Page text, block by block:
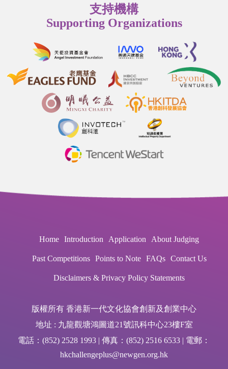
支持機構
Supporting Organizations
Home Introduction Application About Judging
Past Competitions Points to Note FAQs Contact Us
Disclaimers & Privacy Policy Statements
版權所有 香港新一代文化協會創新及創業中心
地址 : 九龍觀塘鴻圖道21號訊科中心23樓F室
電話：(852) 2528 1993 | 傳真：(852) 2516 6533 | 電郵：
hkchallengeplus@newgen.org.hk